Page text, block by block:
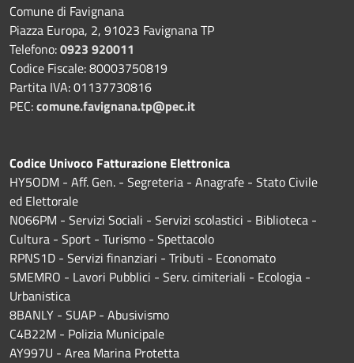
Comune di Favignana
Piazza Europa, 2, 91023 Favignana TP
Telefono:0923 920011
Codice Fiscale: 80003750819
Partita IVA: 01137730816
PEC:comune.favignana.tp@pec.it
Codice Univoco Fatturazione Elettronica
HY5ODM - Aff. Gen. - Segreteria - Anagrafe - Stato Civile
ed Elettorale
N066PM - Servizi Sociali - Servizi scolastici - Biblioteca -
Cultura - Sport - Turismo - Spettacolo
RPNS1D - Servizi finanziari - Tributi - Economato
5MEMRO - Lavori Pubblici - Serv. cimiteriali - Ecologia -
Urbanistica
8BANLY - SUAP - Abusivismo
C4B22M - Polizia Municipale
AY997U - Area Marina Protetta